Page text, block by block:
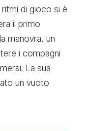
di gioco si è
il primo
manovra, un
i compagni
La sua
un vuoto